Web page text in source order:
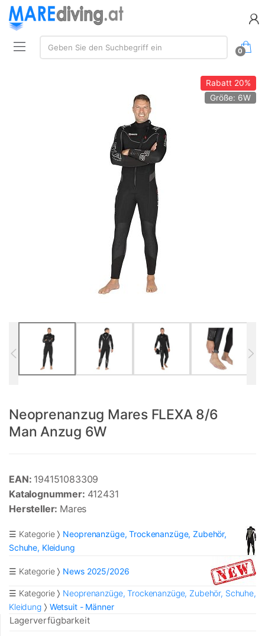
Suchen:
Geben Sie den Suchbegriff ein
0
Rabatt20%
Größe: 6W
Neoprenanzug Mares FLEXA 8/6
Man Anzug 6W
EAN: 194151083309
Katalognummer: 412431
Hersteller: Mares
☰ Kategorie
Neoprenanzüge, Trockenanzüge, Zubehör,
Schuhe, Kleidung
☰ Kategorie News 2025/2026
☰ Kategorie
Neoprenanzüge, Trockenanzüge, Zubehör, Schuhe,
Kleidung
Wetsuit - Männer
Lagerverfügbarkeit